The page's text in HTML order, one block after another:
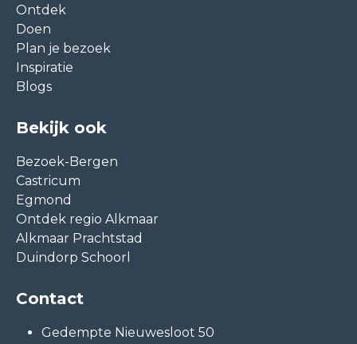
Ontdek
Doen
Plan je bezoek
Inspiratie
Blogs
Bekijk ook
Bezoek-Bergen
Castricum
Egmond
Ontdek regio Alkmaar
Alkmaar Prachtstad
Duindorp Schoorl
Contact
Gedempte Nieuwesloot 50